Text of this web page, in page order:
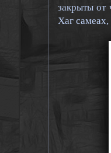
закрыты от
Хаг